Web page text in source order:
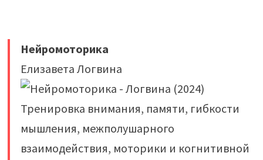
Нейромоторика
Елизавета Логвина
Тренировка внимания, памяти, гибкости
мышления, межполушарного
взаимодействия, моторики и когнитивной